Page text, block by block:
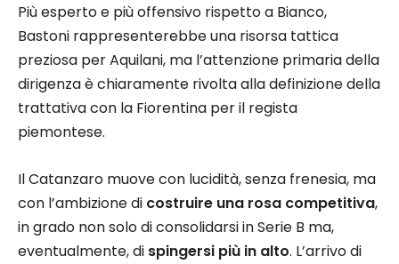
Più esperto e più offensivo rispetto a Bianco,
Bastoni rappresenterebbe una risorsa tattica
preziosa per Aquilani, ma l’attenzione primaria della
dirigenza è chiaramente rivolta alla definizione della
trattativa con la Fiorentina per il regista
piemontese.
Il Catanzaro muove con lucidità, senza frenesia, ma
con l’ambizione di costruire una rosa competitiva,
in grado non solo di consolidarsi in Serie B ma,
eventualmente, di spingersi più in alto. L’arrivo di